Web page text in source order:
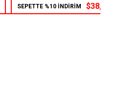
SEPETTE %10 İNDİRİM $38,25